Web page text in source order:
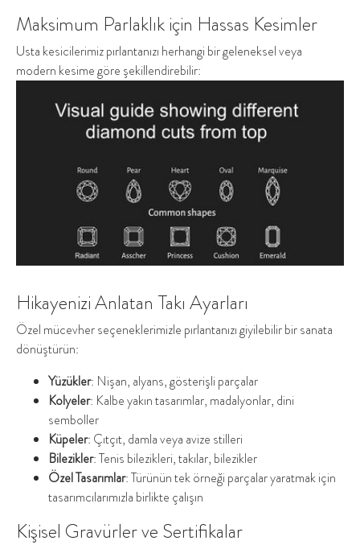
Maksimum Parlaklık için Hassas Kesimler
Usta kesicilerimiz pırlantanızı herhangi bir geleneksel veya
modern kesime göre şekillendirebilir:
Hikayenizi Anlatan Takı Ayarları
Özel mücevher seçeneklerimizle pırlantanızı giyilebilir bir sanata
dönüştürün:
Yüzükler: Nişan, alyans, gösterişli parçalar
Kolyeler: Kalbe yakın tasarımlar, madalyonlar, dini
semboller
Küpeler: Çıtçıt, damla veya avize stilleri
Bilezikler: Tenis bilezikleri, takılar, bilezikler
Özel Tasarımlar: Türünün tek örneği parçalar yaratmak için
tasarımcılarımızla birlikte çalışın
Kişisel Gravürler ve Sertifikalar